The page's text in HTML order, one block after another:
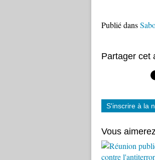
Publié dans
Partager cet
S'inscrire à la
Vous